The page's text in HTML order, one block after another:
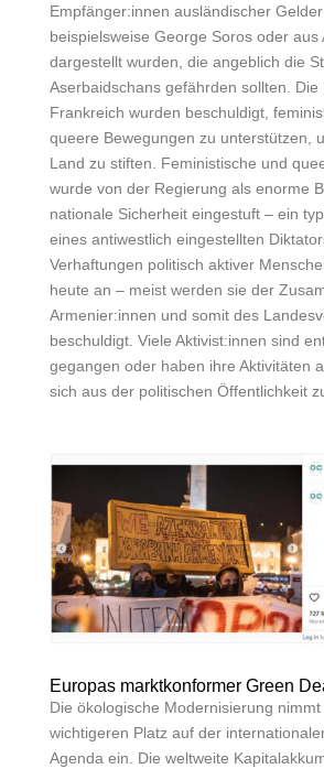
Empfänger:innen ausländischer
beispielsweise George Soros oder aus
dargestellt wurden, die angeblich die
Aserbaidschans gefährden sollten. Die
Frankreich wurden beschuldigt,
queere Bewegungen zu unterstützen,
Land zu stiften. Feministische und
wurde von der Regierung als enorme
nationale Sicherheit eingestuft – ein
eines antiwestlich eingestellten
Verhaftungen politisch aktiver
heute an – meist werden sie der
Armenier:innen und somit des
beschuldigt. Viele Aktivist:innen sind
gegangen oder haben ihre Aktivitäten
sich aus der politischen Öffentlichkeit
Europas marktkonformer Green
Die ökologische Modernisierung
wichtigeren Platz auf der
Agenda ein. Die weltweite